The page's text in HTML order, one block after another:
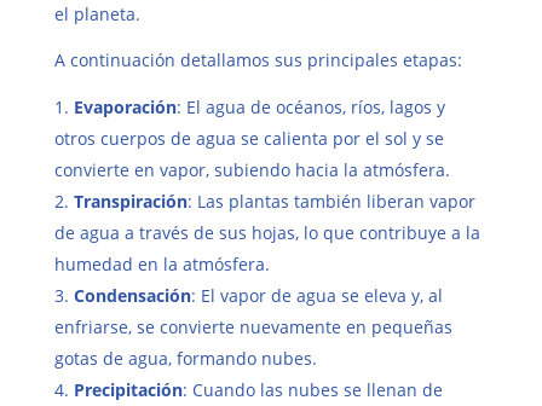
el planeta.
A continuación detallamos sus principales etapas:
Evaporación: El agua de océanos, ríos, lagos y
otros cuerpos de agua se calienta por el sol y se
convierte en vapor, subiendo hacia la atmósfera.
Transpiración: Las plantas también liberan vapor
de agua a través de sus hojas, lo que contribuye a la
humedad en la atmósfera.
Condensación: El vapor de agua se eleva y, al
enfriarse, se convierte nuevamente en pequeñas
gotas de agua, formando nubes.
Precipitación: Cuando las nubes se llenan de